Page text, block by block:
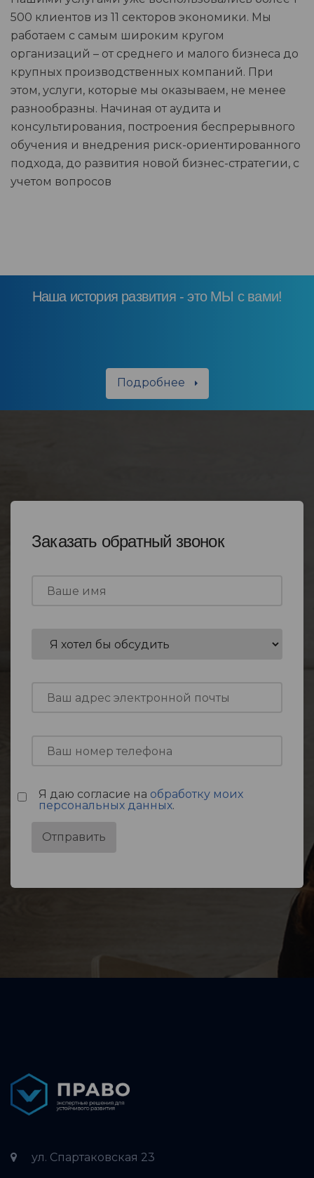
500 клиентов из 11 секторов экономики. Мы
работаем с самым широким кругом
организаций – от среднего и малого бизнеса до
крупных производственных компаний. При
этом, услуги, которые мы оказываем, не менее
разнообразны. Начиная от аудита и
консультирования, построения беспрерывного
обучения и внедрения риск-ориентированного
подхода, до развития новой бизнес-стратегии, с
учетом вопросов
Наша история развития - это МЫ с вами!
Подробнее
Заказать обратный звонок
Я даю согласие на обработку моих
персональных данных.
ул. Спартаковская 23